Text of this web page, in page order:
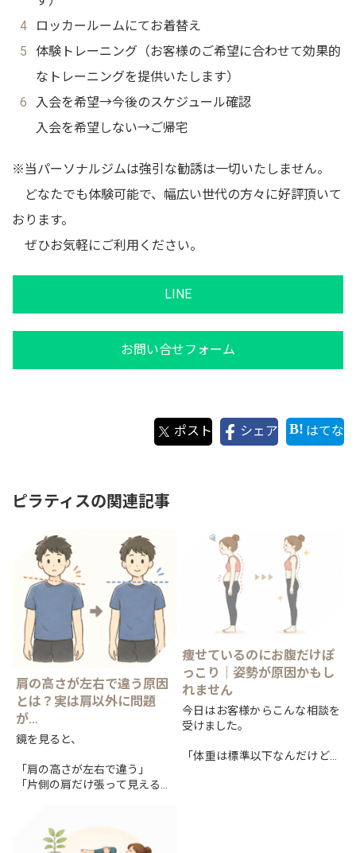
ロッカールームにてお着替え
体験トレーニング（お客様のご希望に合わせて効果的
なトレーニングを提供いたします）
入会を希望→今後のスケジュール確認
入会を希望しない→ご帰宅
※当パーソナルジムは強引な勧誘は一切いたしません。
どなたでも体験可能で、幅広い世代の方々に好評頂いて
おります。
ぜひお気軽にご利用ください。
LINE
お問い合せフォーム
ポスト シェア はてな
ピラティスの関連記事
肩の高さが左右で違う原因
とは？実は肩以外に問題
が...
鏡を見ると、
「肩の高さが左右で違う」
「片側の肩だけ張って見える」
そんなお悩みを抱えている方は
痩せているのにお腹だけぽ
っこり｜姿勢が原因かもし
れません
今日はお客様からこんな相談を
受けました。
「体重は標準以下なんだけど、